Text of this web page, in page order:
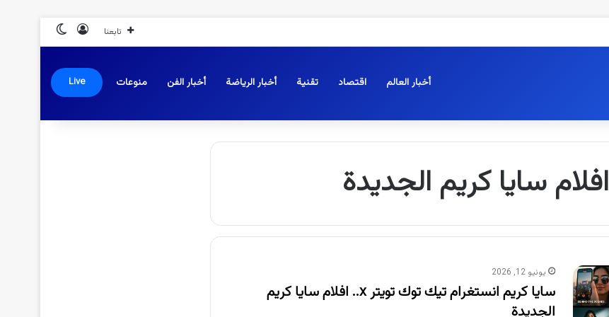
تابعنا تسجيل الدخول
أخبار العالم اقتصاد تقنية أخبار الرياضة أخبار الفن منوعات Live
افلام سايا كريم الجديدة
يونيو 12, 2026
سايا كريم انستغرام تيك توك تويتر x.. افلام سايا كريم
الجديدة